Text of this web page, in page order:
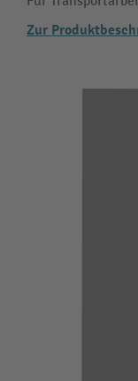
Zur